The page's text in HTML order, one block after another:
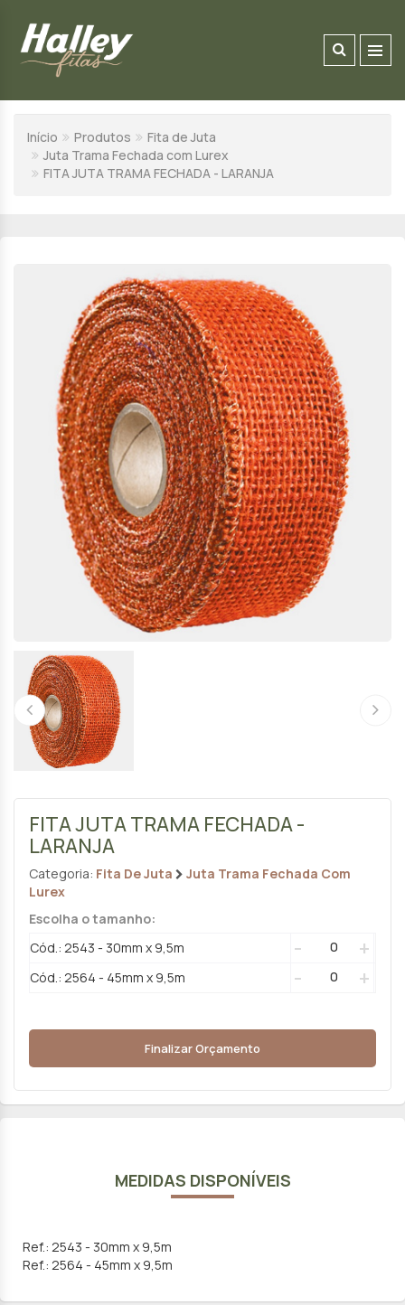
Início Produtos
Fita de Juta
Juta Trama Fechada com Lurex
FITA JUTA TRAMA FECHADA - LARANJA
FITA JUTA TRAMA FECHADA -
LARANJA
Categoria: Fita De Juta
Juta Trama Fechada Com
Lurex
Escolha o tamanho:
Cód.: 2543 - 30mm x 9,5m
- +
Cód.: 2564 - 45mm x 9,5m - +
Finalizar Orçamento
MEDIDAS DISPONÍVEIS
Ref.: 2543 - 30mm x 9,5m
Ref.: 2564 - 45mm x 9,5m